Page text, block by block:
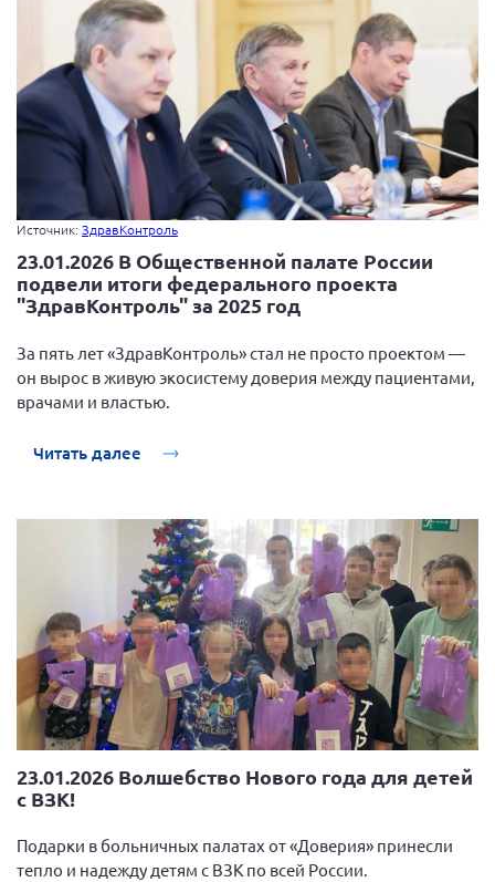
Источник: ЗдравКонтроль
23.01.2026 В Общественной палате России
подвели итоги федерального проекта
"ЗдравКонтроль" за 2025 год
За пять лет «ЗдравКонтроль» стал не просто проектом —
он вырос в живую экосистему доверия между пациентами,
врачами и властью.
Читать далее
23.01.2026 Волшебство Нового года для детей
с ВЗК!
Подарки в больничных палатах от «Доверия» принесли
тепло и надежду детям с ВЗК по всей России.